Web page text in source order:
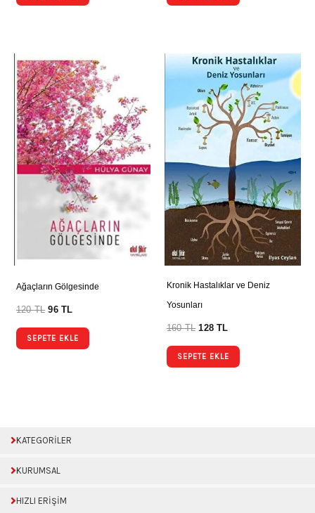
Ağaçların Gölgesinde
120TL 96TL
SEPETE EKLE
Kronik Hastalıklar ve Deniz
Yosunları
160TL 128TL
SEPETE EKLE
KATEGORİLER
KURUMSAL
HIZLI ERİŞİM